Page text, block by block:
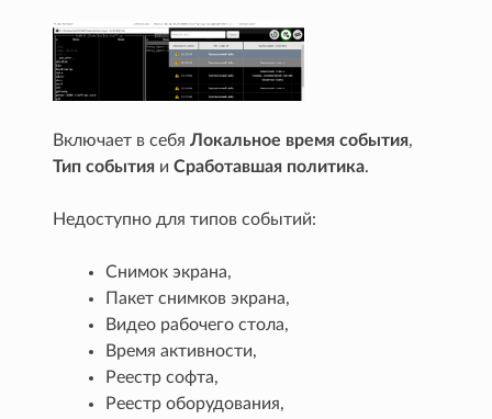
Включает в себяЛокальное время события,
Тип события иСработавшая политика.
Недоступно для типов событий:
Снимок экрана,
Пакет снимков экрана,
Видео рабочего стола,
Время активности,
Реестр софта,
Реестр оборудования,